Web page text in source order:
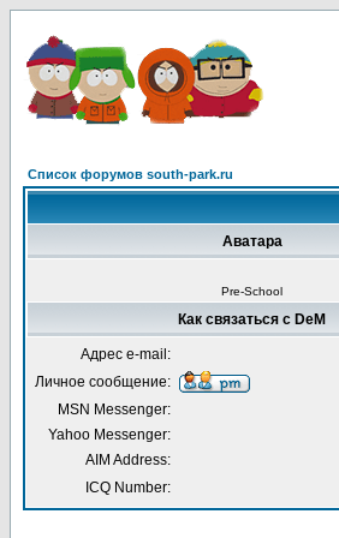
Список форумов south-park.ru
Аватара
Pre-School
Как связаться с DeM
Адрес e-mail:
Личное сообщение:
MSN Messenger:
Yahoo Messenger:
AIM Address:
ICQ Number: